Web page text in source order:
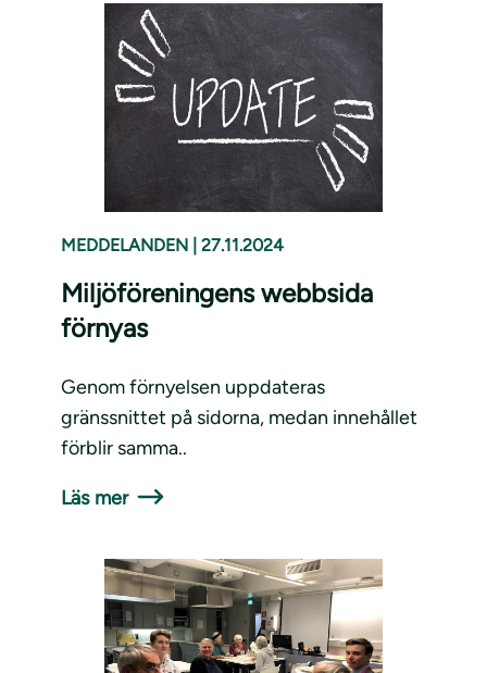
MEDDELANDEN 27.11.2024
Miljöföreningens webbsida
förnyas
Genom förnyelsen uppdateras
gränssnittet på sidorna, medan innehållet
förblir samma..
Läs mer